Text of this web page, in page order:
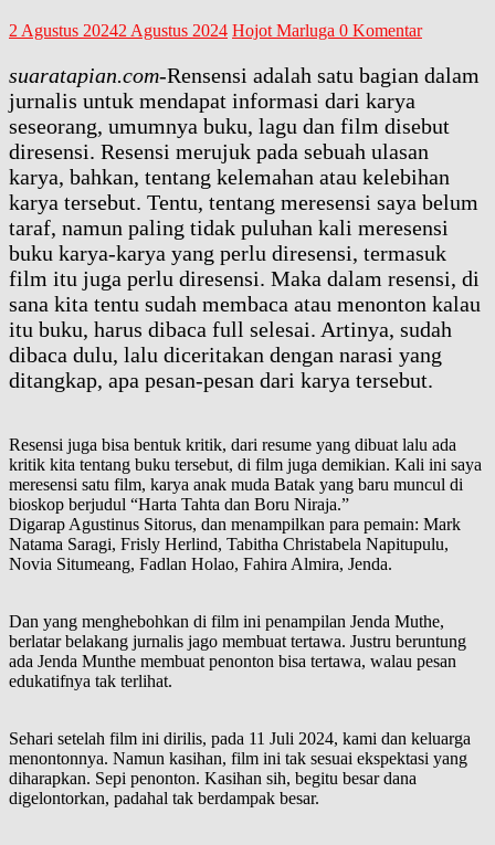
2 Agustus 20242 Agustus 2024 Hojot Marluga 0 Komentar
suaratapian.com-Rensensi adalah satu bagian dalam
jurnalis untuk mendapat informasi dari karya
seseorang, umumnya buku, lagu dan film disebut
diresensi. Resensi merujuk pada sebuah ulasan
karya, bahkan, tentang kelemahan atau kelebihan
karya tersebut. Tentu, tentang meresensi saya belum
taraf, namun paling tidak puluhan kali meresensi
buku karya-karya yang perlu diresensi, termasuk
film itu juga perlu diresensi. Maka dalam resensi, di
sana kita tentu sudah membaca atau menonton kalau
itu buku, harus dibaca full selesai. Artinya, sudah
dibaca dulu, lalu diceritakan dengan narasi yang
ditangkap, apa pesan-pesan dari karya tersebut.
Resensi juga bisa bentuk kritik, dari resume yang dibuat lalu ada
kritik kita tentang buku tersebut, di film juga demikian. Kali ini saya
meresensi satu film, karya anak muda Batak yang baru muncul di
bioskop berjudul “Harta Tahta dan Boru Niraja.”
Digarap Agustinus Sitorus, dan menampilkan para pemain: Mark
Natama Saragi, Frisly Herlind, Tabitha Christabela Napitupulu,
Novia Situmeang, Fadlan Holao, Fahira Almira, Jenda.
Dan yang menghebohkan di film ini penampilan Jenda Muthe,
berlatar belakang jurnalis jago membuat tertawa. Justru beruntung
ada Jenda Munthe membuat penonton bisa tertawa, walau pesan
edukatifnya tak terlihat.
Sehari setelah film ini dirilis, pada 11 Juli 2024, kami dan keluarga
menontonnya. Namun kasihan, film ini tak sesuai ekspektasi yang
diharapkan. Sepi penonton. Kasihan sih, begitu besar dana
digelontorkan, padahal tak berdampak besar.